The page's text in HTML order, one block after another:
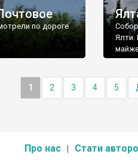
по дороге
Ялти.
майже
1 2 3 4 5
Про нас Стати